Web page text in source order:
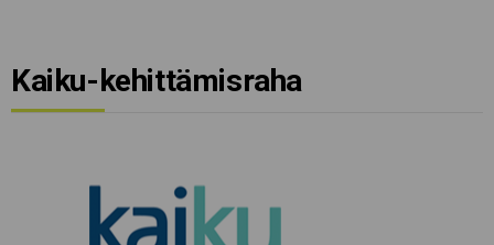
Kaiku-kehittämisraha